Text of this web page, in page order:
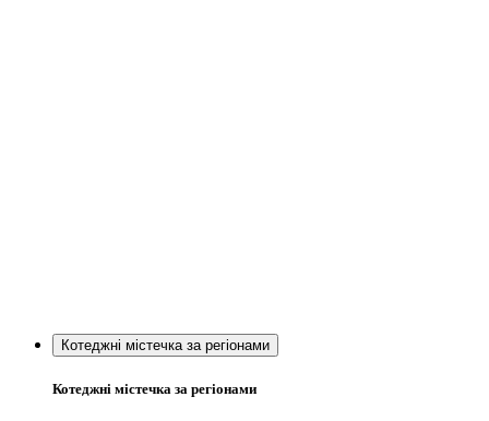
Котеджні містечка за регіонами
Котеджні містечка за регіонами